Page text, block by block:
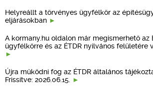
Helyreállt a törvényes ügyfélkör az
eljárásokban
A kormany.hu oldalon már megismerhető az
ügyfélkörre és az ÉTDR nyilvános felületére
Újra működni fog az ÉTDR általános
Frissítve: 2026.06.15.